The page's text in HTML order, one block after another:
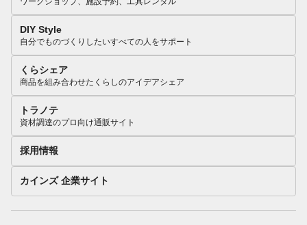
DIY Style
自分でものづくりしたいすべての人をサポート
くらシェア
商品を組み合わせたくらしのアイデアシェア
トラノテ
資材調達のプロ向け通販サイト
採用情報
カインズ 企業サイト